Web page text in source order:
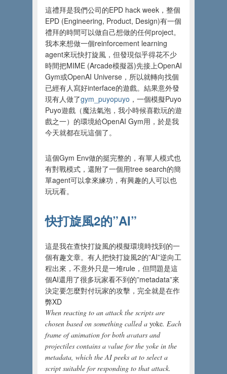
這禮拜是我們公司的EPD hack week，整個
EPD (Engineering, Product, Design)有一個
禮拜的時間可以做自己想做的任何project。
我本來想做一個reinforcement learning
agent來玩快打旋風，但發現似乎得花不少
時間把MIME (Arcade模擬器)先接上OpenAI
Gym或OpenAI Universe，所以就轉向找個
已經有人寫好interface的遊戲。結果意外發
現有人做了gym_puyopuyo ，一個模擬Puyo
Puyo遊戲（魔法氣泡，我小時候喜歡玩的遊
戲之一）的環境給OpenAI Gym用，於是我
今天就都在玩這個了。
這個Gym Env做的挺完整的，有單人模式也
有對戰模式，還附了一個用tree search的簡
單agent可以拿來練功，有興趣的人可以也
玩玩看。
快打旋風2的”AI”
這是我在查快打旋風的模擬環境時找到的一
個有趣文章。有人把快打旋風2的”AI”逆向工
程出來，不意外只是一堆rule，但問題是這
個AI還用了很多玩家看不到的”metadata”來
決定要怎麼對付玩家的攻擊，完全就是在作
弊XD
When reacting to an attack the scripts are
chosen based on something called a yoke. Each
frame of animation for both avatars and
projectiles contains a value for the yoke in the
metadata, which the AI peeks at to select a
script suitable for responding to that attack.